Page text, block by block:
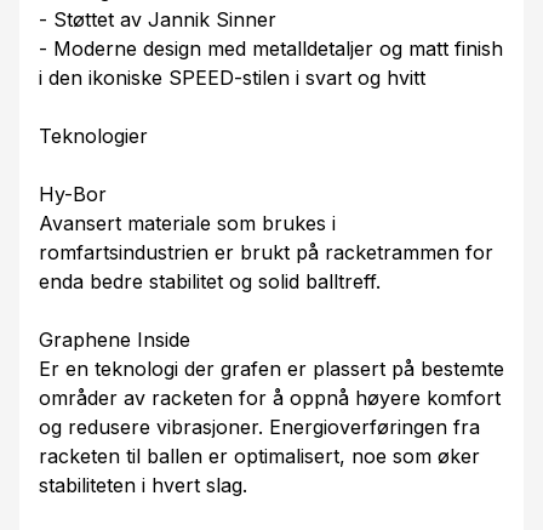
- Støttet av Jannik Sinner
- Moderne design med metalldetaljer og matt finish
i den ikoniske SPEED-stilen i svart og hvitt
Teknologier
Hy-Bor
Avansert materiale som brukes i
romfartsindustrien er brukt på racketrammen for
enda bedre stabilitet og solid balltreff.
Graphene Inside
Er en teknologi der grafen er plassert på bestemte
områder av racketen for å oppnå høyere komfort
og redusere vibrasjoner. Energioverføringen fra
racketen til ballen er optimalisert, noe som øker
stabiliteten i hvert slag.